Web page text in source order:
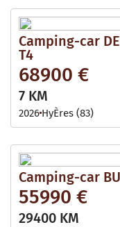
Camping-car
T4
68900 €
7 KM
2026 HyÈres (83)
Camping-car
55990 €
29400 KM